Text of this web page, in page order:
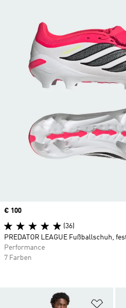
Zur
Price
€ 100
(36)
PREDATOR LEAGUE Fußballschuh,
Performance
7 Farben